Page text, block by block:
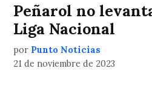
Peñarol no
Liga Nacional
por Punto Noticias
21 de noviembre de 2023